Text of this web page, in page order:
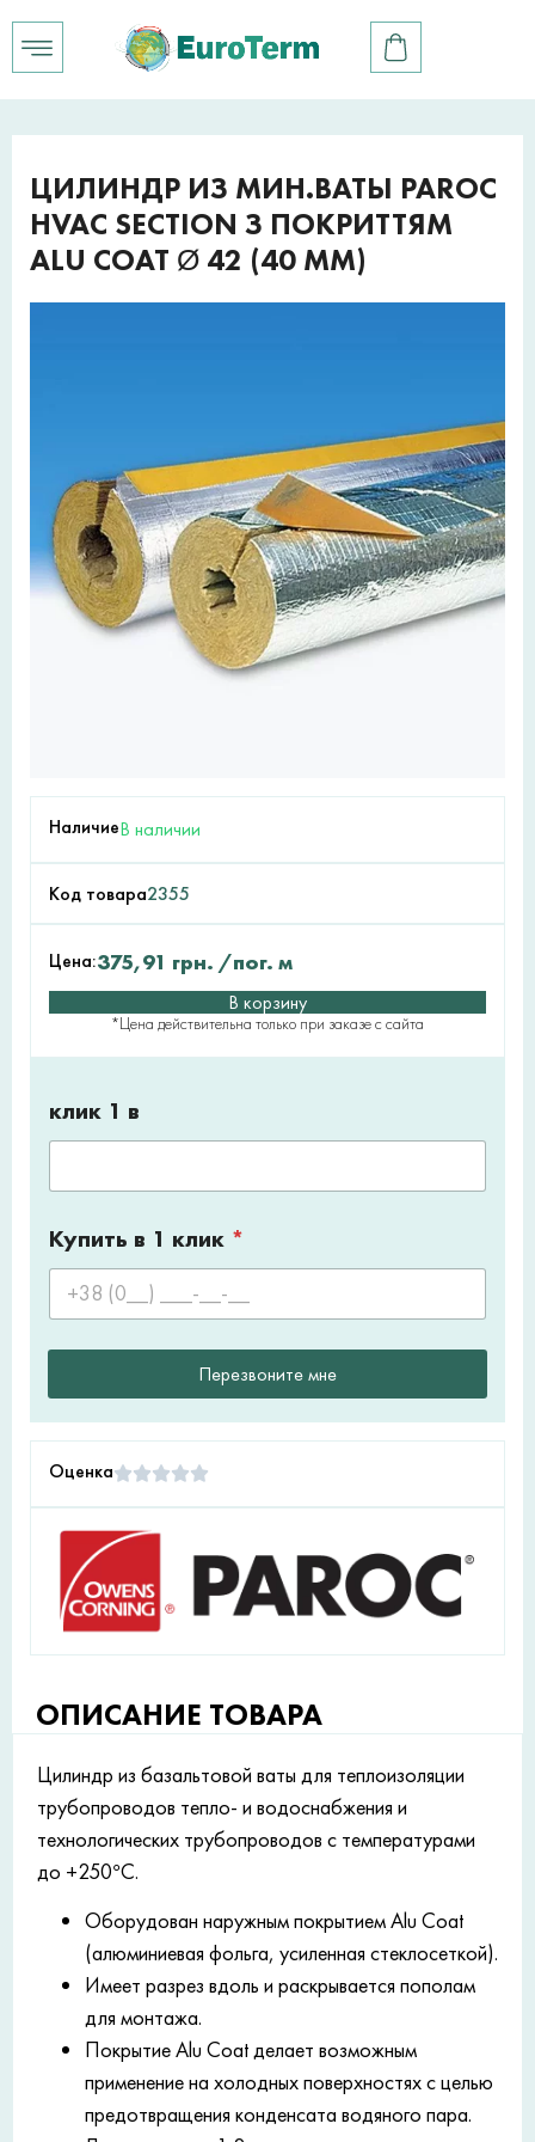
ЦИЛИНДР ИЗ МИН.ВАТЫ PAROC
HVAC SECTION З ПОКРИТТЯМ
ALU COAT Ø 42 (40 ММ)
НаличиеВ наличии
Код товара2355
Цена:375,91 грн. /пог. м
В корзину
*Цена действительна только при заказе с сайта
клик 1 в
Купить в 1 клик *
Перезвоните мне
Оценка
ОПИСАНИЕ ТОВАРА
Цилиндр из базальтовой ваты для теплоизоляции
трубопроводов тепло- и водоснабжения и
технологических трубопроводов с температурами
до +250°С.
Оборудован наружным покрытием Alu Coat
(алюминиевая фольга, усиленная стеклосеткой).
Имеет разрез вдоль и раскрывается пополам
для монтажа.
Покрытие Alu Coat делает возможным
применение на холодных поверхностях с целью
предотвращения конденсата водяного пара.